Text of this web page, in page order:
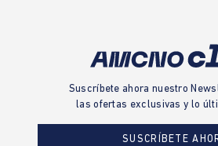
Suscríbete ahora nuestro
las ofertas exclusivas y lo
SUSCRÍBETE